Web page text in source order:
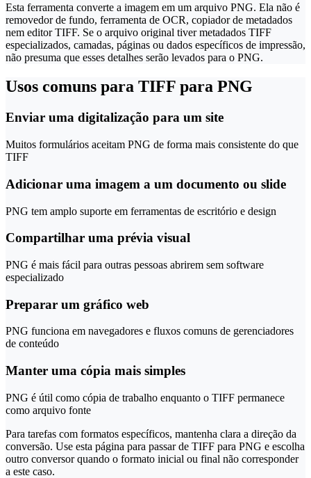
Esta ferramenta converte a imagem em um arquivo PNG. Ela não é
removedor de fundo, ferramenta de OCR, copiador de metadados
nem editor TIFF. Se o arquivo original tiver metadados TIFF
especializados, camadas, páginas ou dados específicos de impressão,
não presuma que esses detalhes serão levados para o PNG.
Usos comuns para TIFF para PNG
Enviar uma digitalização para um site
Muitos formulários aceitam PNG de forma mais consistente do que
TIFF
Adicionar uma imagem a um documento ou slide
PNG tem amplo suporte em ferramentas de escritório e design
Compartilhar uma prévia visual
PNG é mais fácil para outras pessoas abrirem sem software
especializado
Preparar um gráfico web
PNG funciona em navegadores e fluxos comuns de gerenciadores
de conteúdo
Manter uma cópia mais simples
PNG é útil como cópia de trabalho enquanto o TIFF permanece
como arquivo fonte
Para tarefas com formatos específicos, mantenha clara a direção da
conversão. Use esta página para passar de TIFF para PNG e escolha
outro conversor quando o formato inicial ou final não corresponder
a este caso.